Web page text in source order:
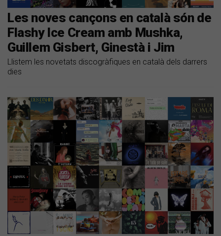
Les noves cançons en català són de
Flashy Ice Cream amb Mushka,
Guillem Gisbert, Ginestà i Jim
Llistem les novetats discogràfiques en català dels darrers
dies